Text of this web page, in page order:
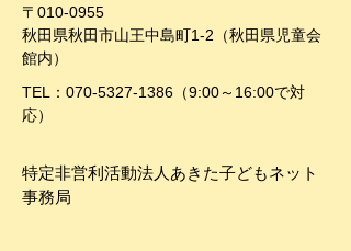
〒010-0955
秋田県秋田市山王中島町1-2（秋田県児童会
館内）
TEL：070-5327-1386（9:00～16:00で対
応）
特定非営利活動法人 あきた子どもネット
事務局